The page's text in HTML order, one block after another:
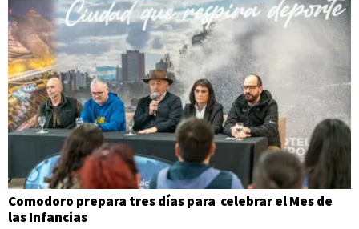
Comodoro prepara tres días para celebrar el Mes de
las Infancias